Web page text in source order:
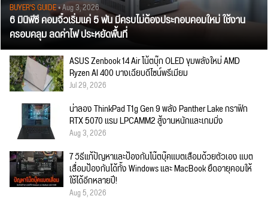
BUYER'S GUIDE• Aug 3, 2026
6 มินิพีซี คอมจิ๋วเริ่มแค่ 5 พัน มีครบไม่ต้องประกอบคอมใหม่ ใช้งาน
ครอบคลุม ลดค่าไฟ ประหยัดพื้นที่
ASUS Zenbook 14 Air โน้ตบุ๊ก OLED ขุมพลังใหม่ AMD
Ryzen AI 400 บางเฉียบดีไซน์พรีเมียม
Jul 29, 2026
น่าลอง ThinkPad T1g Gen 9 พลัง Panther Lake กราฟิก
RTX 5070 แรม LPCAMM2 สู้งานหนักและเกมมิ่ง
Aug 3, 2026
7 วิธีแก้ปัญหาและป้องกันโน๊ตบุ๊คแบตเสื่อมด้วยตัวเอง แบต
เสื่อมป้องกันได้ทั้ง Windows และ MacBook ยืดอายุคอมให้
ใช้ได้อีกหลายปี!
Aug 5, 2026